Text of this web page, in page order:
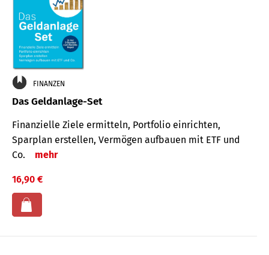
FINANZEN
Das Geldanlage-Set
Finanzielle Ziele ermitteln, Portfolio einrichten,
Sparplan erstellen, Vermögen aufbauen mit ETF und
Co.
mehr
16,90 €